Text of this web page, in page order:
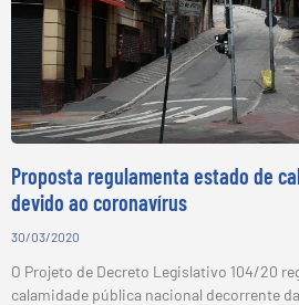
Proposta regulamenta estado de
devido ao coronavírus
30/03/2020
O Projeto de Decreto Legislativo 104/20
calamidade pública nacional decorrente